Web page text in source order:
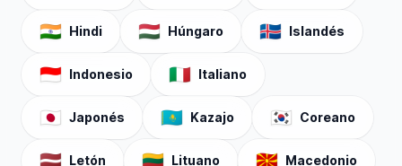
🇮🇳 Hindi 🇭🇺 Húngaro 🇮🇸 Islandés
🇮🇩 Indonesio 🇮🇹 Italiano
🇯🇵 Japonés 🇰🇿 Kazajo 🇰🇷 Coreano
🇱🇻 Letón 🇱🇹 Lituano 🇲🇰 Macedonio